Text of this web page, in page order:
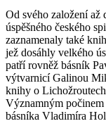
Od svého založení až
úspěšného českého
zaznamenaly také
jež dosáhly velkého
patří rovněž básník
výtvarnicí Galinou
knihy o
Významným počinem
básníka Vladimíra